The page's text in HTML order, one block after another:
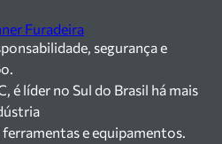
segurança e
é líder no Sul do Brasil há mais
e equipamentos.